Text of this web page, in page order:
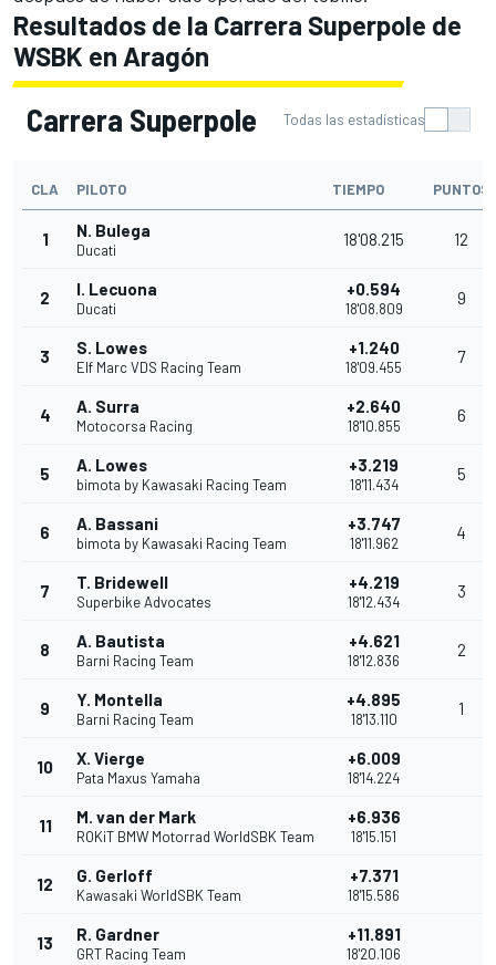
Resultados de la Carrera Superpole de
WSBK en Aragón
Carrera Superpole Todas las estadísticas
CLA PILOTO TIEMPO PUNTOS
1 N. Bulega
Ducati
18'08.215 12
2 I. Lecuona
Ducati
+0.594
18'08.809
9
3 S. Lowes
Elf Marc VDS Racing Team
+1.240
18'09.455
7
4 A. Surra
Motocorsa Racing
+2.640
18'10.855
6
5 A. Lowes
bimota by Kawasaki Racing Team
+3.219
18'11.434
5
6 A. Bassani
bimota by Kawasaki Racing Team
+3.747
18'11.962
4
7 T. Bridewell
Superbike Advocates
+4.219
18'12.434
3
8 A. Bautista
Barni Racing Team
+4.621
18'12.836
2
9 Y. Montella
Barni Racing Team
+4.895
18'13.110
1
10 X. Vierge
Pata Maxus Yamaha
+6.009
18'14.224
11 M. van der Mark
ROKiT BMW Motorrad WorldSBK Team
+6.936
18'15.151
12 G. Gerloff
Kawasaki WorldSBK Team
+7.371
18'15.586
13 R. Gardner
GRT Racing Team
+11.891
18'20.106